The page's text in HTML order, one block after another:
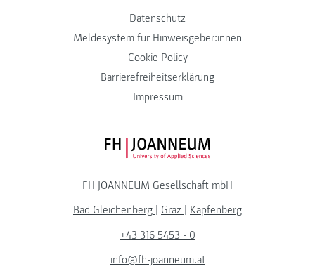
Datenschutz
Meldesystem für Hinweisgeber:innen
Cookie Policy
Barrierefreiheitserklärung
Impressum
FH JOANNEUM Logo
FH JOANNEUM Gesellschaft mbH
Bad Gleichenberg
Graz
Kapfenberg
+43 316 5453 - 0
info@fh-joanneum.at